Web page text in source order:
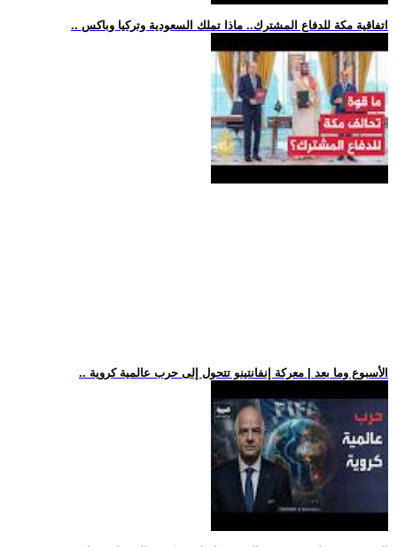
.. اتفاقية مكة للدفاع المشترك.. ماذا تملك السعودية وتركيا وباكس
.. الأسبوع وما بعد | معركة إنفانتينو تتحول إلى حرب عالمية كروية